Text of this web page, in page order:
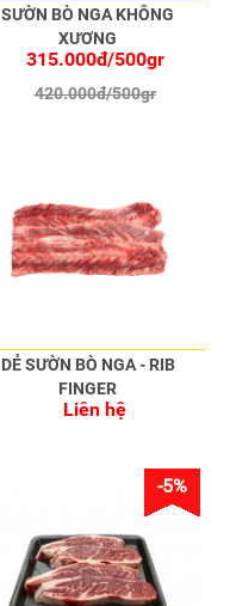
SƯỜN BÒ NGA KHÔNG
XƯƠNG
315.000đ/500gr
420.000đ/500gr
DẺ SƯỜN BÒ NGA - RIB
FINGER
Liên hệ
-5%